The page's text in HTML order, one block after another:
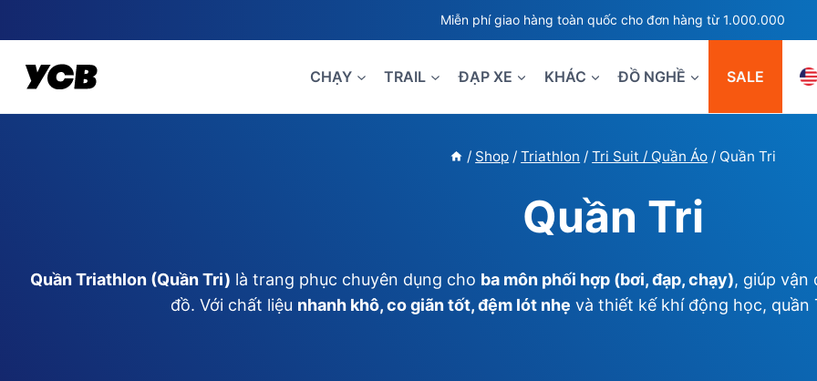
to
content
Miễn phí giao hàng toàn quốc cho đơn hàng từ 1.000.000
CHẠY TRAIL ĐẠP XE KHÁC ĐỒ NGHỀ SALE
/ Shop / Triathlon / Tri Suit / Quần Áo / Quần Tri
Quần Tri
Quần Triathlon (Quần Tri) là trang phục chuyên dụng cho ba môn phối hợp (bơi, đạp, chạy), giúp vận
đồ. Với chất liệu nhanh khô, co giãn tốt, đệm lót nhẹ và thiết kế khí động học, quần